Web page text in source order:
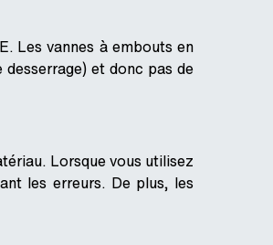
Les vannes à embouts en
et donc pas de
Lorsque vous utilisez
les erreurs. De plus, les